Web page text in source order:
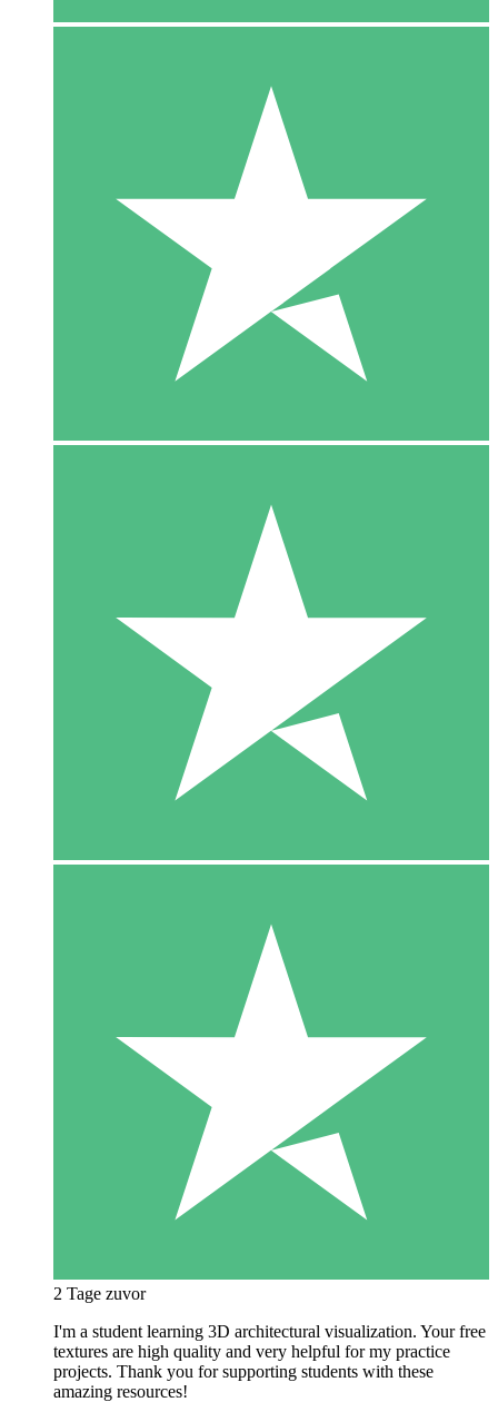
2 Tage zuvor
I'm a student learning 3D architectural visualization. Your free
textures are high quality and very helpful for my practice
projects. Thank you for supporting students with these
amazing resources!